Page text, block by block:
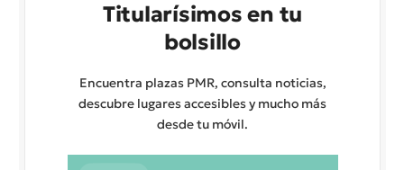
Titularísimos en tu
bolsillo
Encuentra plazas PMR, consulta noticias,
descubre lugares accesibles y mucho más
desde tu móvil.